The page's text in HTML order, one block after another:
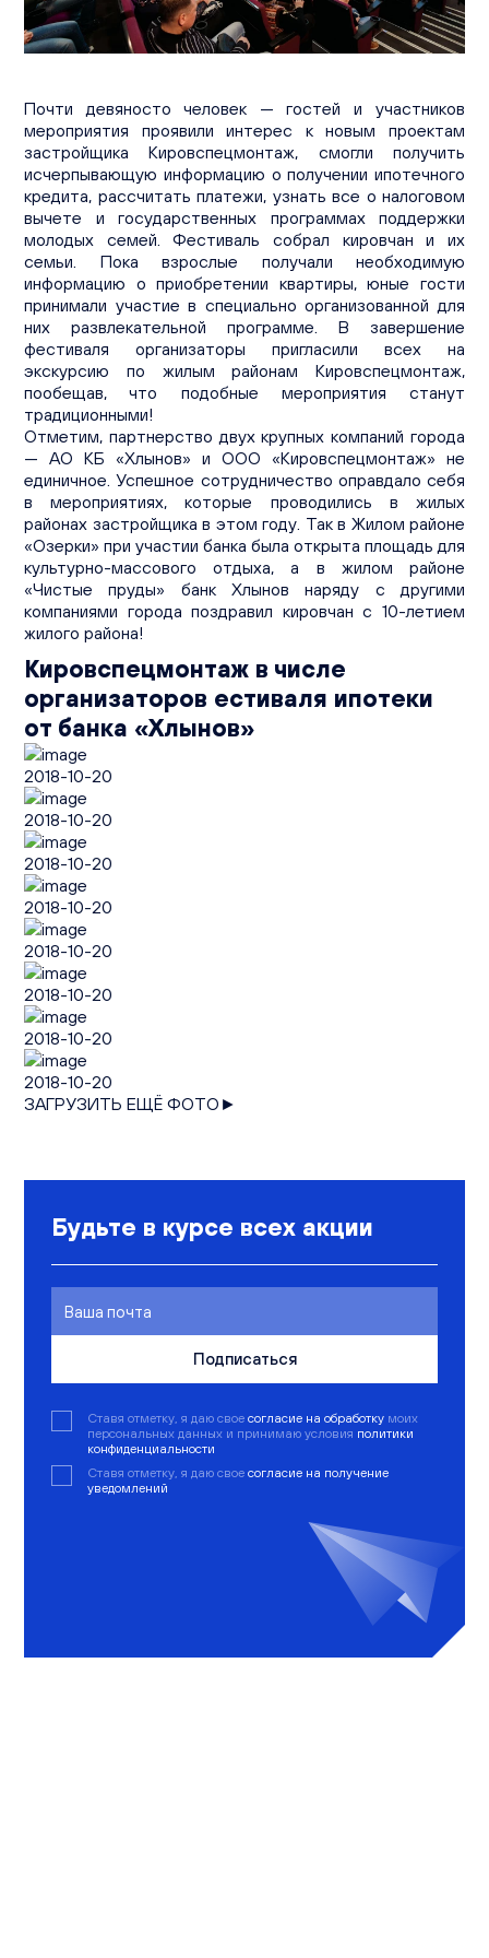
Вакансии
Офисы продаж
Контакты
Почти девяносто человек — гостей и участников
мероприятия проявили интерес к новым проектам
застройщика Кировспецмонтаж, смогли получить
исчерпывающую информацию о получении ипотечного
кредита, рассчитать платежи, узнать все о налоговом
вычете и государственных программах поддержки
молодых семей. Фестиваль собрал кировчан и их
семьи. Пока взрослые получали необходимую
информацию о приобретении квартиры, юные гости
принимали участие в специально организованной для
них развлекательной программе. В завершение
фестиваля организаторы пригласили всех на
экскурсию по жилым районам Кировспецмонтаж,
пообещав, что подобные мероприятия станут
традиционными!
Отметим, партнерство двух крупных компаний города
— АО КБ «Хлынов» и ООО «Кировспецмонтаж» не
единичное. Успешное сотрудничество оправдало себя
в мероприятиях, которые проводились в жилых
районах застройщика в этом году. Так в Жилом районе
«Озерки» при участии банка была открыта площадь для
культурно-массового отдыха, а в жилом районе
«Чистые пруды» банк Хлынов наряду с другими
компаниями города поздравил кировчан с 10-летием
жилого района!
Кировспецмонтаж в числе
организаторов естиваля ипотеки
от банка «Хлынов»
2018-10-20
2018-10-20
2018-10-20
2018-10-20
2018-10-20
2018-10-20
2018-10-20
2018-10-20
ЗАГРУЗИТЬ ЕЩЁ ФОТО►
Будьте в курсе всех акции
Подписаться
Ставя отметку, я даю свое согласие на обработку моих
персональных данных и принимаю условия политики
конфиденциальности
Ставя отметку, я даю свое согласие на получение
уведомлений